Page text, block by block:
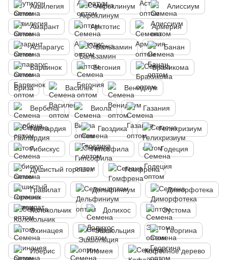
Аквилегия Акроклинум Алиссиум
Амарант Арктотис Армерия
Аспарагус Бальзамин Банан
Барвинок Бегония Брахикома
Бриза Василек Венидиум
Вербена Виола Газания
Гайлардия Гвоздика Гелихризиум
Гибискус Гипсофила Годеция
Душистый горошек Гомфрена
Гравилат Дельфиниум Диморфотека
Колокольчик Долихос Эустома
Эхинацея Эшшольция Георгина
Иберис Ипомея Кофейное дерево